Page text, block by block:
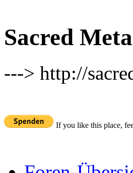
Sacred
---> http://
If you like this place,